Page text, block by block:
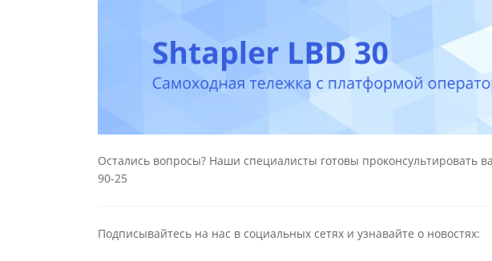
Остались вопросы? Наши специалисты готовы проконсультировать
90-25
Подписывайтесь на нас в социальных сетях и узнавайте о новостях: